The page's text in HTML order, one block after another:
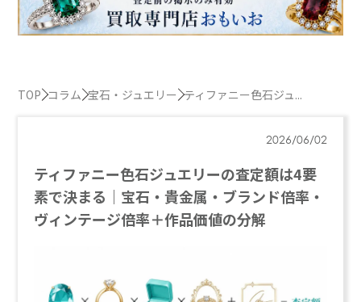
TOP コラム 宝石・ジュエリー ティファニー色石ジュ...
2026/06/02
ティファニー色石ジュエリーの査定額は4要
素で決まる｜宝石・貴金属・ブランド倍率・
ヴィンテージ倍率＋作品価値の分解